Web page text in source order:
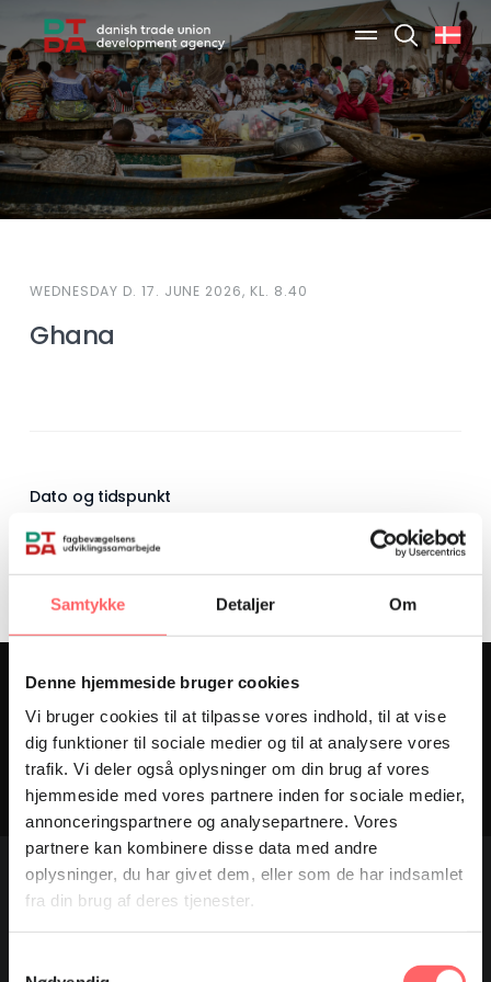
Samtykke Detaljer Om
Denne hjemmeside bruger cookies
Vi bruger cookies til at tilpasse vores indhold, til at vise
dig funktioner til sociale medier og til at analysere vores
trafik. Vi deler også oplysninger om din brug af vores
hjemmeside med vores partnere inden for sociale medier,
annonceringspartnere og analysepartnere. Vores
partnere kan kombinere disse data med andre
oplysninger, du har givet dem, eller som de har indsamlet
fra din brug af deres tjenester.
Search
WEDNESDAY D. 17. JUNE 2026, KL. 8.40
Ghana
Dato og tidspunkt
HOLD DIG OPDATERET
DTDA – Trade Union Development Cooperation works to